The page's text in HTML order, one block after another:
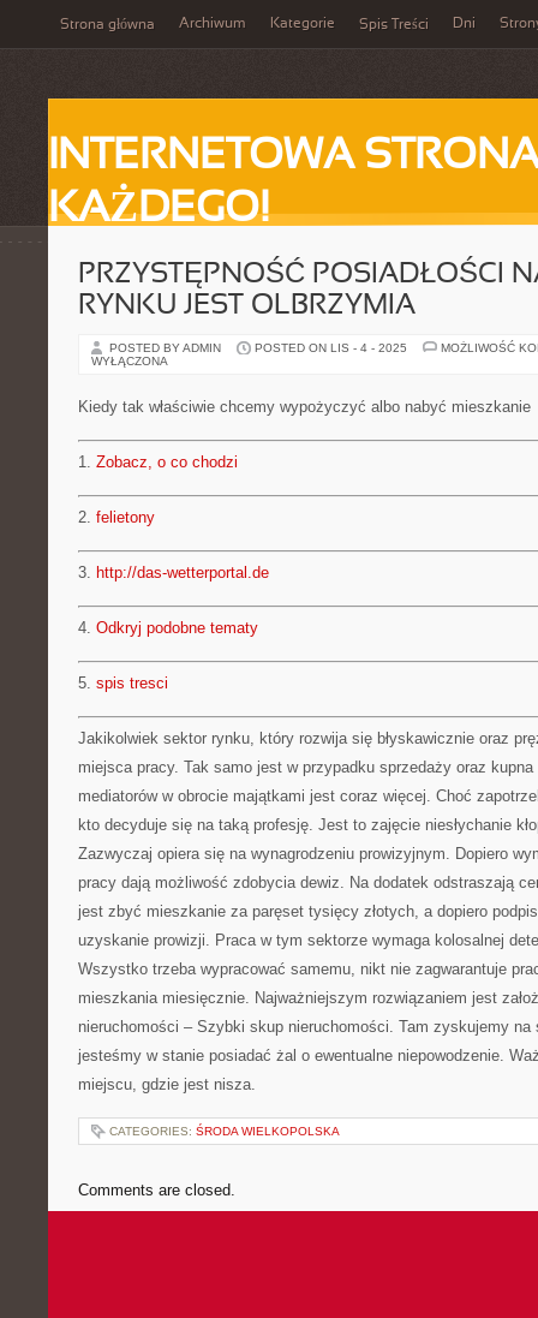
Strona główna Archiwum Kategorie Spis Treści Dni
INTERNETOWA
KAŻDEGO!
PRZYSTĘPNOŚĆ POSIADŁOŚCI
RYNKU JEST OLBRZYMIA
POSTED BY ADMIN POSTED ON LIS - 4 - 2025
MOŻLIWOŚĆ
WYŁĄCZONA
Kiedy tak właściwie chcemy wypożyczyć albo nabyć mieszkanie
1. Zobacz, o co chodzi
2. felietony
3. http://das-wetterportal.de
4. Odkryj podobne tematy
5. spis tresci
Jakikolwiek sektor rynku, który rozwija się błyskawicznie oraz
miejsca pracy. Tak samo jest w przypadku sprzedaży oraz
mediatorów w obrocie majątkami jest coraz więcej. Choć
kto decyduje się na taką profesję. Jest to zajęcie niesłychanie
Zazwyczaj opiera się na wynagrodzeniu prowizyjnym. Dopiero
pracy dają możliwość zdobycia dewiz. Na dodatek odstraszają
jest zbyć mieszkanie za paręset tysięcy złotych, a dopiero
uzyskanie prowizji. Praca w tym sektorze wymaga kolosalnej
Wszystko trzeba wypracować samemu, nikt nie zagwarantuje
mieszkania miesięcznie. Najważniejszym rozwiązaniem jest
nieruchomości – Szybki skup nieruchomości. Tam zyskujemy
jesteśmy w stanie posiadać żal o ewentualne niepowodzenie.
miejscu, gdzie jest nisza.
CATEGORIES: ŚRODA WIELKOPOLSKA
Comments are closed.